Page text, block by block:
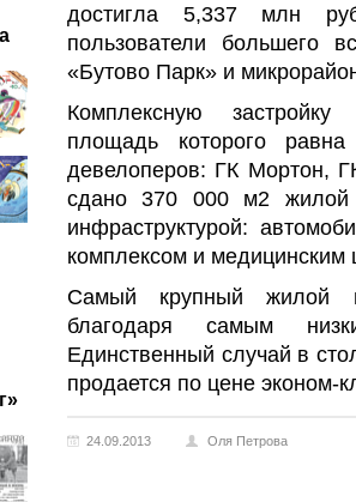
достигла 5,337 млн
пользователи большего
«Бутово Парк» и
Комплексную
площадь которого
девелоперов: ГК Мортон,
сдано 370 000 м2 жилой
инфраструктурой:
комплексом и медицинским
Самый крупный жилой
благодаря самым
Единственный случай в
продается по цене эконом-
24.09.2013 Оля Петрова